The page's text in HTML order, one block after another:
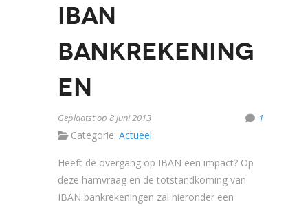
IBAN
bankrekening
en
Geplaatst op 8 juni 2013
1
Categorie: Actueel
Heeft de overgang op IBAN een impact? Op
deze hamvraag en de totstandkoming van
IBAN bankrekeningen zal hieronder een